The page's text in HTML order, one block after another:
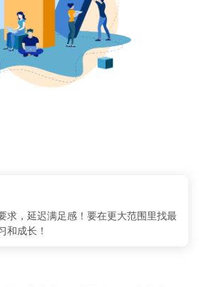
求，延迟满足感！要在更大范围里找最
和成长！